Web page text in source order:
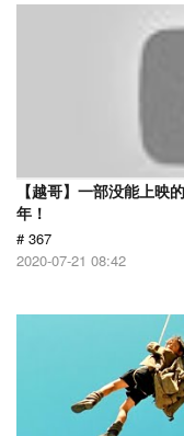
【越哥】一部没能上映
年！
# 367
2020-07-21 08:42